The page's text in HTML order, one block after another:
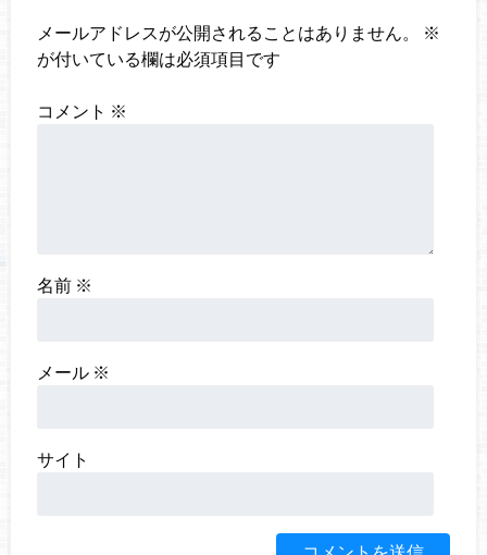
メールアドレスが公開されることはありません。
※
が付いている欄は必須項目です
コメント ※
名前 ※
メール ※
サイト